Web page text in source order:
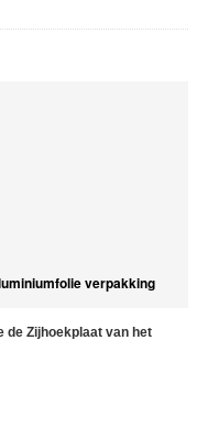
verpakking
de Zijhoekplaat van het